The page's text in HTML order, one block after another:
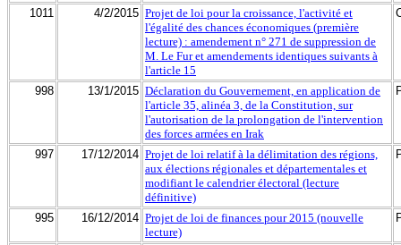
1011 4/2/2015 Projet de loi pour la croissance, l'activité et
l'égalité des chances économiques (première
lecture) : amendement n° 271 de suppression de
M. Le Fur et amendements identiques suivants à
l'article 15
998 13/1/2015 Déclaration du Gouvernement, en application de
l'article 35, alinéa 3, de la Constitution, sur
l'autorisation de la prolongation de l'intervention
des forces armées en Irak
997 17/12/2014 Projet de loi relatif à la délimitation des régions,
aux élections régionales et départementales et
modifiant le calendrier électoral (lecture
définitive)
995 16/12/2014 Projet de loi de finances pour 2015 (nouvelle
lecture)